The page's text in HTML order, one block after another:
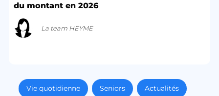
du montant en 2026
La team HEYME
Vie quotidienne Seniors Actualités